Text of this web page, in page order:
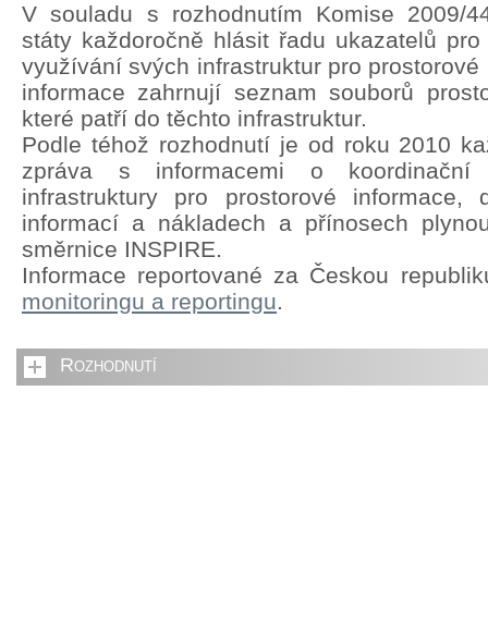
V souladu s rozhodnutím Komise 2009/
státy každoročně hlásit řadu ukazatelů
využívání svých infrastruktur pro
informace zahrnují seznam souborů
které patří do těchto infrastruktur.
Podle téhož rozhodnutí je od roku 2010
zpráva s informacemi o koordinační
infrastruktury pro prostorové informace,
informací a nákladech a přínosech
směrnice INSPIRE.
Informace reportované za Českou
monitoringu a reportingu.
Rozhodnutí